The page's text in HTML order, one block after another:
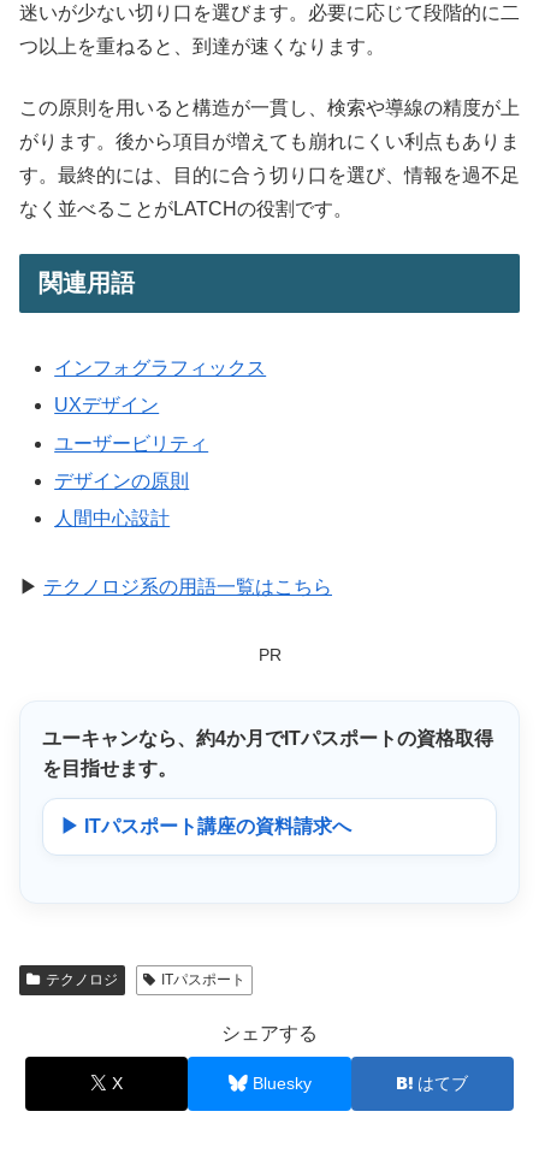
迷いが少ない切り口を選びます。必要に応じて段階的に二
つ以上を重ねると、到達が速くなります。
この原則を用いると構造が一貫し、検索や導線の精度が上
がります。後から項目が増えても崩れにくい利点もありま
す。最終的には、目的に合う切り口を選び、情報を過不足
なく並べることがLATCHの役割です。
関連用語
インフォグラフィックス
UXデザイン
ユーザービリティ
デザインの原則
人間中心設計
▶ テクノロジ系の用語一覧はこちら
PR
ユーキャンなら、 約4か月 でITパスポートの資格取得
を目指せます。
▶ ITパスポート講座の資料請求へ
テクノロジ ITパスポート
シェアする
X Bluesky はてブ